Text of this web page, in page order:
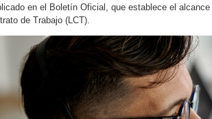
en el Boletín Oficial, que establece el
de Trabajo (LCT).